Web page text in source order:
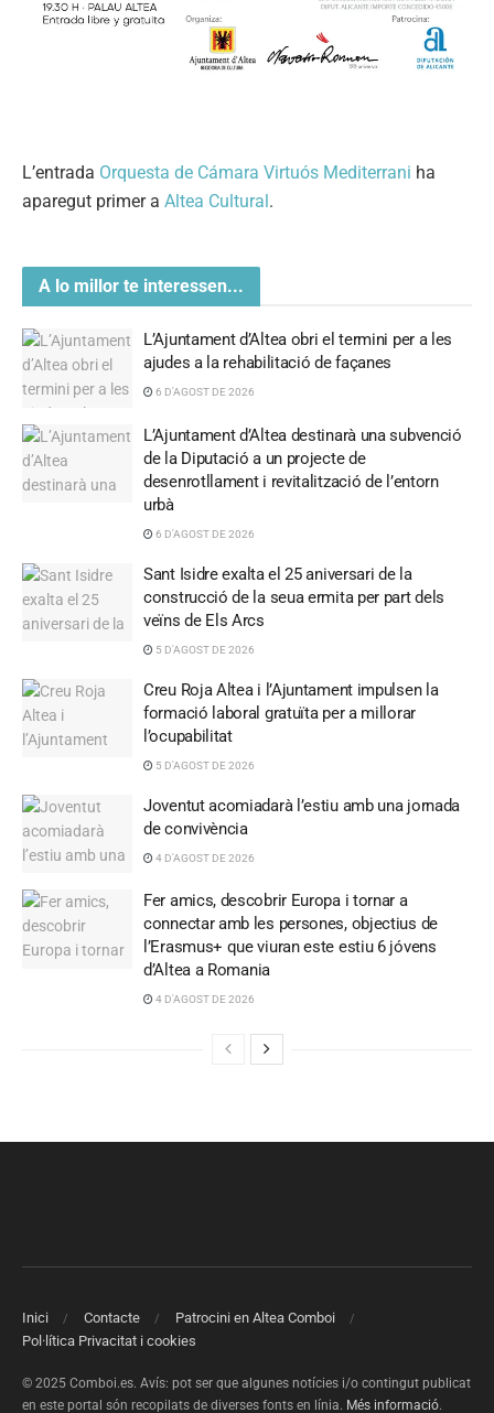
L’entrada Orquesta de Cámara Virtuós Mediterrani ha
aparegut primer a Altea Cultural .
A lo millor te interessen...
L’Ajuntament d’Altea obri el termini per a les
ajudes a la rehabilitació de façanes
6 D'AGOST DE 2026
L’Ajuntament d’Altea destinarà una subvenció
de la Diputació a un projecte de
desenrotllament i revitalització de l’entorn
urbà
6 D'AGOST DE 2026
Sant Isidre exalta el 25 aniversari de la
construcció de la seua ermita per part dels
veïns de Els Arcs
5 D'AGOST DE 2026
Creu Roja Altea i l’Ajuntament impulsen la
formació laboral gratuïta per a millorar
l’ocupabilitat
5 D'AGOST DE 2026
Joventut acomiadarà l’estiu amb una jornada
de convivència
4 D'AGOST DE 2026
Fer amics, descobrir Europa i tornar a
connectar amb les persones, objectius de
l’Erasmus+ que viuran este estiu 6 jóvens
d’Altea a Romania
4 D'AGOST DE 2026
Inici Contacte
Patrocini en Altea Comboi
Pol·lítica Privacitat i cookies
© 2025 Comboi.es. Avís: pot ser que algunes notícies i/o contingut publicat
en este portal són recopilats de diverses fonts en línia. Més informació.